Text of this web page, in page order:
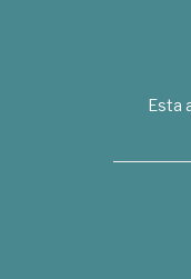
Esta